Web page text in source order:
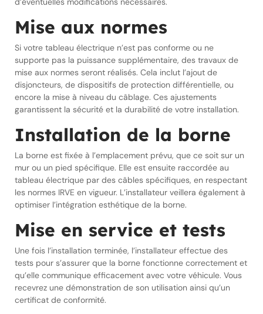
Mise aux normes
Si votre tableau électrique n’est pas conforme ou ne
supporte pas la puissance supplémentaire, des travaux de
mise aux normes seront réalisés. Cela inclut l’ajout de
disjoncteurs, de dispositifs de protection différentielle, ou
encore la mise à niveau du câblage. Ces ajustements
garantissent la sécurité et la durabilité de votre installation.
Installation de la borne
La borne est fixée à l’emplacement prévu, que ce soit sur un
mur ou un pied spécifique. Elle est ensuite raccordée au
tableau électrique par des câbles spécifiques, en respectant
les normes IRVE en vigueur. L’installateur veillera également à
optimiser l’intégration esthétique de la borne.
Mise en service et tests
Une fois l’installation terminée, l’installateur effectue des
tests pour s’assurer que la borne fonctionne correctement et
qu’elle communique efficacement avec votre véhicule. Vous
recevrez une démonstration de son utilisation ainsi qu’un
certificat de conformité.